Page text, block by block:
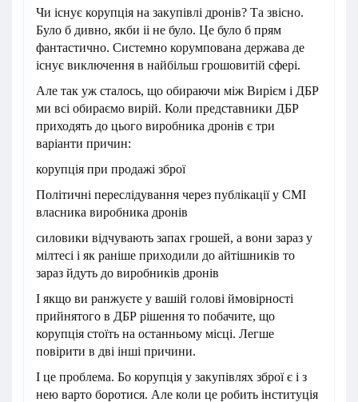
Чи існує корупція на закупівлі дронів? Та звісно.
Було б дивно, якби іі не було. Це було б прям
фантастично. Системно корумпована держава де
існує виключення в найбільш грошовитій сфері.
Але так уж сталось, що обираючи між Вирієм і ДБР
ми всі обираємо вирій. Коли представники ДБР
приходять до цього виробника дронів є три
варіанти причин:
корупція при продажі зброї
Політичні переслідування через публікації у СМІ
власника виробника дронів
силовики відчувають запах грошей, а вони зараз у
мілтесі і як раніше приходили до айтішників то
зараз йдуть до виробників дронів
І якщо ви ранжуєте у вашій голові ймовірності
прийнятого в ДБР рішення то побачите, що
корупція стоїть на останньому місці. Легше
повірити в дві інші причини.
І це проблема. Бо корупція у закупівлях зброї є і з
нею варто боротися. Але коли це робить інституція